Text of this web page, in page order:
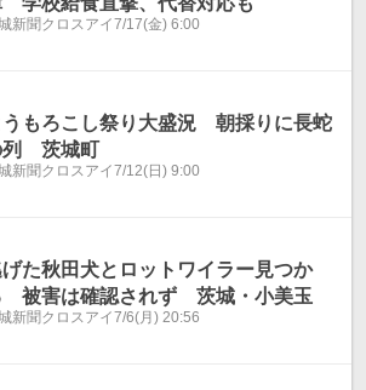
新聞クロスアイ7/17(金) 6:00
うもろこし祭り大盛況 朝採りに長蛇
列 茨城町
新聞クロスアイ7/12(日) 9:00
た秋田犬とロットワイラー見つか
被害は確認されず 茨城・小美玉
新聞クロスアイ7/6(月) 20:56